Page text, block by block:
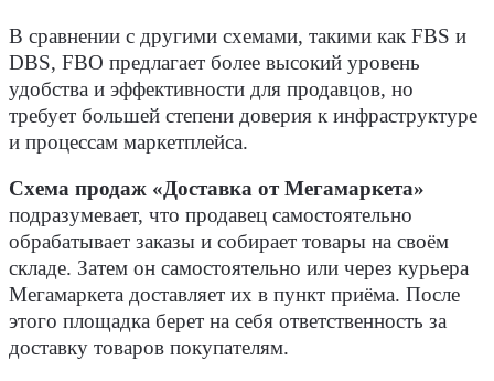
В сравнении с другими схемами, такими как FBS и
DBS, FBO предлагает более высокий уровень
удобства и эффективности для продавцов, но
требует большей степени доверия к инфраструктуре
и процессам маркетплейса.
Схема продаж «Доставка от Мегамаркета»
подразумевает, что продавец самостоятельно
обрабатывает заказы и собирает товары на своём
складе. Затем он самостоятельно или через курьера
Мегамаркета доставляет их в пункт приёма. После
этого площадка берет на себя ответственность за
доставку товаров покупателям.